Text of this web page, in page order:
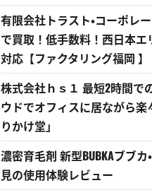
有限会社トラスト・コーポレ
で買取！低手数料！西日本エ
対応【ファクタリング福岡 】
株式会社ｈｓ１ 最短2時間で
ウドでオフィスに居ながら楽
りかけ堂」
濃密育毛剤 新型BUBKAブブカ
見の使用体験レビュー